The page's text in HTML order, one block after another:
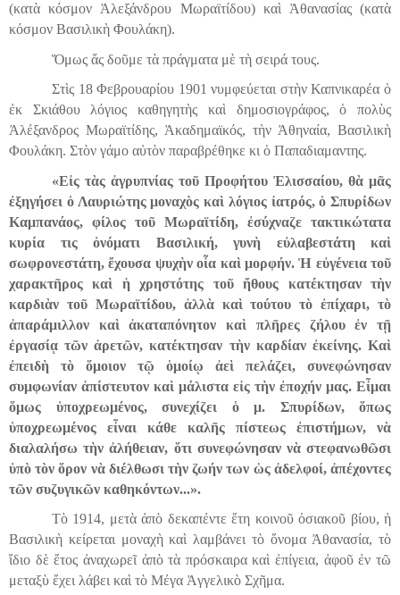
(κατὰ κόσμον Ἀλεξάνδρου Μωραϊτίδου) καὶ Ἀθανασίας (κατὰ
κόσμον Βασιλικὴ Φουλάκη).
Ὅμως ἄς δοῦμε τὰ πράγματα μὲ τὴ σειρά τους.
Στὶς 18 Φεβρουαρίου 1901 νυμφεύεται στὴν Καπνικαρέα ὁ
ἐκ Σκιάθου λόγιος καθηγητὴς καὶ δημοσιογράφος, ὁ πολὺς
Ἀλέξανδρος Μωραϊτίδης, Ἀκαδημαϊκός, τὴν Ἀθηναία, Βασιλικὴ
Φουλάκη. Στὸν γάμο αὐτὸν παραβρέθηκε κι ὁ Παπαδιαμαντης.
«Εἰς τὰς ἀγρυπνίας τοῦ Προφήτου Ἐλισσαίου, θὰ μᾶς
ἐξηγήσει ὁ Λαυριώτης μοναχὸς καὶ λόγιος ἰατρός, ὁ Σπυρίδων
Καμπανάος, φίλος τοῦ Μωραϊτίδη, ἐσύχναζε τακτικώτατα
κυρία τις ὀνόματι Βασιλική, γυνὴ εὐλαβεστάτη καὶ
σωφρονεστάτη, ἔχουσα ψυχὴν οἷα καὶ μορφήν. Ἡ εὐγένεια τοῦ
χαρακτῆρος καὶ ἡ χρηστότης τοῦἤθους κατέκτησαν τὴν
καρδιὰν τοῦ Μωραϊτίδου, ἀλλὰ καὶ τούτου τὸ ἐπίχαρι, τὸ
ἀπαράμιλλον καὶ ἀκαταπόνητον καὶ πλῆρες ζήλου ἐν τῇ
ἐργασίᾳ τῶν ἀρετῶν, κατέκτησαν τὴν καρδίαν ἐκείνης. Καὶ
ἐπειδὴ τὸ ὅμοιον τῷ ὁμοίῳ ἀεὶ πελάζει, συνεφώνησαν
συμφωνίαν ἀπίστευτον καὶ μάλιστα εἰς τὴν ἐποχήν μας. Εἶμαι
ὅμως ὑποχρεωμένος, συνεχίζει ὁ μ. Σπυρίδων, ὅπως
ὑποχρεωμένος εἶναι κάθε καλῆς πίστεως ἐπιστήμων, νὰ
διαλαλήσω τὴν ἀλήθειαν, ὅτι συνεφώνησαν νὰ στεφανωθῶσι
ὑπὸ τὸν ὅρον νὰ διέλθωσι τὴν ζωήν των ὡς ἀδελφοί, ἀπέχοντες
τῶν συζυγικῶν καθηκόντων...».
Τὸ 1914, μετὰ ἀπὸ δεκαπέντε ἔτη κοινοῦ ὁσιακοῦ βίου, ἡ
Βασιλικὴ κείρεται μοναχὴ καὶ λαμβάνει τὸ ὄνομα Ἀθανασία, τὸ
ἴδιο δὲ ἔτος ἀναχωρεῖ ἀπὸ τὰ πρόσκαιρα καὶ ἐπίγεια, ἀφοῦ ἐν τῶ
μεταξὺ ἔχει λάβει καὶ τὸ Μέγα Ἀγγελικὸ Σχῆμα.